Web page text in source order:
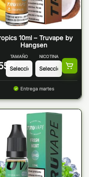
10ml – Truvape by
Hangsen
€
TAMAÑO NICOTINA
Entrega martes